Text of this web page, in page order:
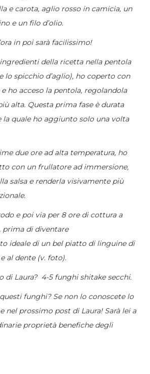
e carota, aglio rosso in camicia, un
e un filo d’olio.
in poi sarà facilissimo!
della ricetta nella pentola
lo spicchio d’aglio), ho coperto con
ho acceso la pentola, regolandola
alta. Questa prima fase è durata
la quale ho aggiunto solo una volta
due ore ad alta temperatura, ho
con un frullatore ad immersione,
salsa e renderla visivamente più
e poi via per 8 ore di cottura a
prima di diventare
ideale di un bel piatto di linguine di
al dente (v. foto).
di Laura? 4-5 funghi shitake secchi.
funghi? Se non lo conoscete lo
nel prossimo post di Laura! Sarà lei a
proprietà benefiche degli